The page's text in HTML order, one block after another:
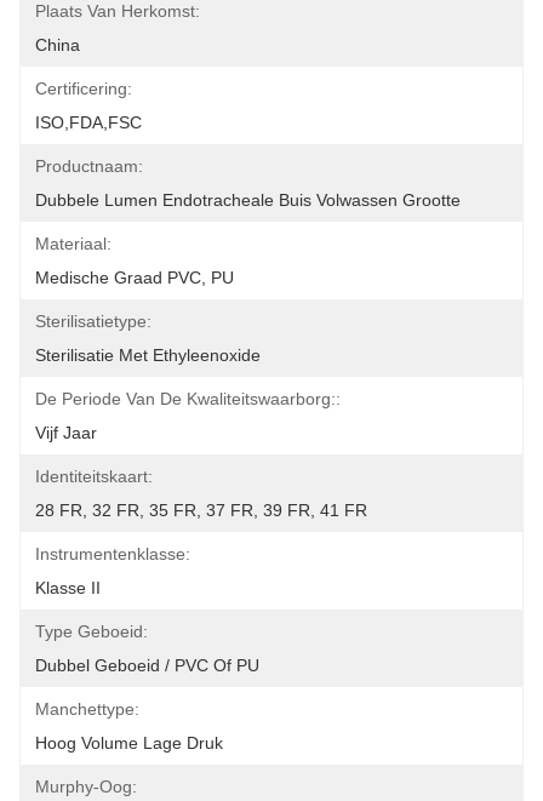
Plaats Van Herkomst:
China
Certificering:
ISO,FDA,FSC
Productnaam:
Dubbele Lumen Endotracheale Buis Volwassen Grootte
Materiaal:
Medische Graad PVC, PU
Sterilisatietype:
Sterilisatie Met Ethyleenoxide
De Periode Van De Kwaliteitswaarborg::
Vijf Jaar
Identiteitskaart:
28 FR, 32 FR, 35 FR, 37 FR, 39 FR, 41 FR
Instrumentenklasse:
Klasse II
Type Geboeid:
Dubbel Geboeid / PVC Of PU
Manchettype:
Hoog Volume Lage Druk
Murphy-Oog: